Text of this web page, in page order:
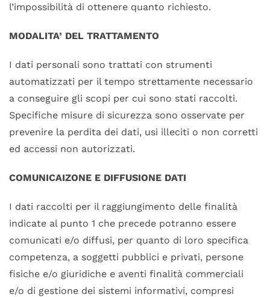
l’impossibilità di ottenere quanto richiesto.
MODALITA’ DEL TRATTAMENTO
I dati personali sono trattati con strumenti
automatizzati per il tempo strettamente necessario
a conseguire gli scopi per cui sono stati raccolti.
Specifiche misure di sicurezza sono osservate per
prevenire la perdita dei dati, usi illeciti o non corretti
ed accessi non autorizzati.
COMUNICAIZONE E DIFFUSIONE DATI
I dati raccolti per il raggiungimento delle finalità
indicate al punto 1 che precede potranno essere
comunicati e/o diffusi, per quanto di loro specifica
competenza, a soggetti pubblici e privati, persone
fisiche e/o giuridiche e aventi finalità commerciali
e/o di gestione dei sistemi informativi, compresi